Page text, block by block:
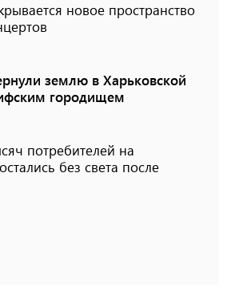
новое пространство
землю в Харьковской
городищем
потребителей на
без света после